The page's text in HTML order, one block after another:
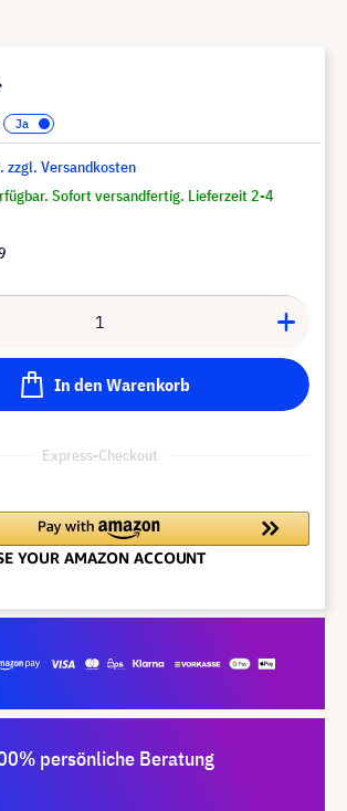
zzgl. Versandkosten
Sofort versandfertig. Lieferzeit 2-4
In den Warenkorb
Express-Checkout
persönliche Beratung